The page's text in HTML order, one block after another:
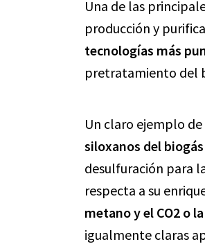
Una de las
producción y
tecnologías más
pretratamiento del
Un claro ejemplo
siloxanos del
desulfuración para
respecta a su
metano y el CO2 o
igualmente claras